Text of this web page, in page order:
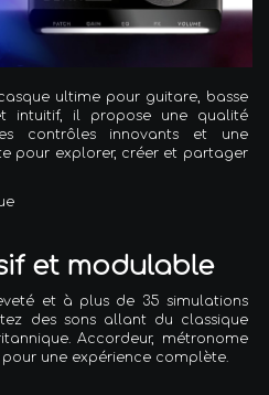
ultime pour guitare, basse
intuitif, il propose une qualité
contrôles innovants et une
pour explorer, créer et partager
et modulable
et à plus de 35 simulations
des sons allant du classique
Accordeur, métronome
une expérience complète.